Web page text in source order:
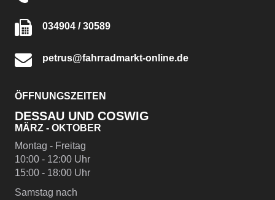
034904 / 30589
petrus@fahrradmarkt-online.de
ÖFFNUNGSZEITEN
DESSAU UND COSWIG
MÄRZ - OKTOBER
Montag - Freitag
10:00 - 12:00 Uhr
15:00 - 18:00 Uhr
Samstag nach